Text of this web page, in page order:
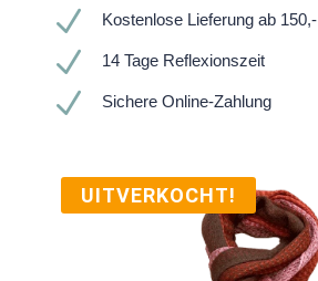
N Kostenlose Lieferung ab 150,-
N 14 Tage Reflexionszeit
N Sichere Online-Zahlung
UITVERKOCHT!